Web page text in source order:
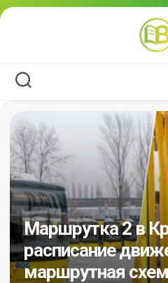
Перейти
Маршрутка 2 в
расписание
маршрутная